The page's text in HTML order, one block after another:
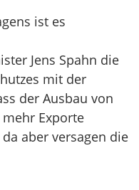
ist es
Jens Spahn die
mit der
der Ausbau von
Exporte
aber versagen die